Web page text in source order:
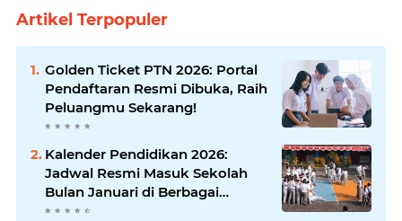
Artikel Terpopuler
Golden Ticket PTN 2026: Portal
Pendaftaran Resmi Dibuka, Raih
Peluangmu Sekarang!
Kalender Pendidikan 2026:
Jadwal Resmi Masuk Sekolah
Bulan Januari di Berbagai
Daerah